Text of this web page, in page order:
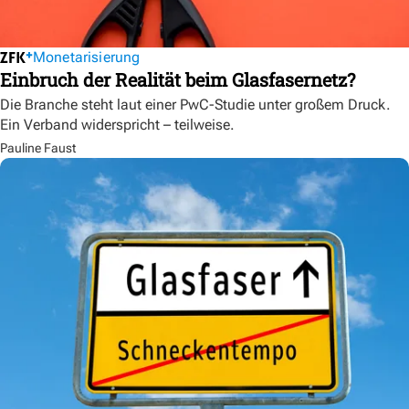
Monetarisierung
Einbruch der Realität beim Glasfasernetz?
Die Branche steht laut einer PwC-Studie unter großem Druck.
Ein Verband widerspricht – teilweise.
Pauline Faust